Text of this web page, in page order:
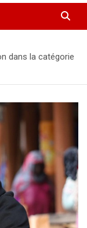
dans la catégorie